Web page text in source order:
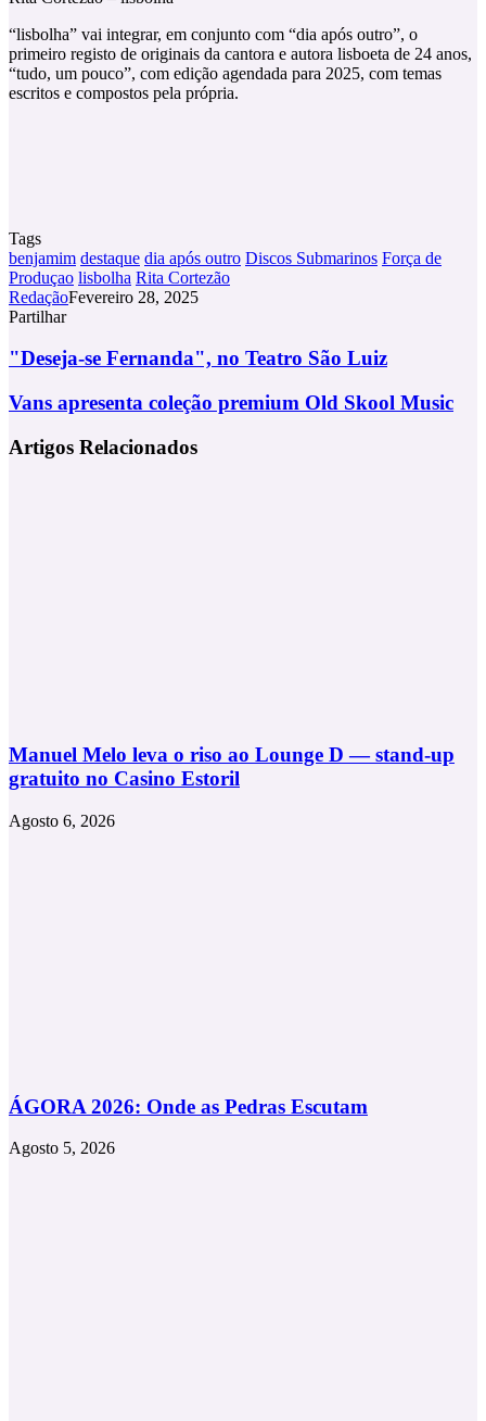
“lisbolha” vai integrar, em conjunto com “dia após outro”, o
primeiro registo de originais da cantora e autora lisboeta de 24 anos,
“tudo, um pouco”, com edição agendada para 2025, com temas
escritos e compostos pela própria.
Tags
benjamim destaque dia após outro Discos Submarinos Força de
Produçao lisbolha Rita Cortezão
RedaçãoFevereiro 28, 2025
Partilhar
Via
"Deseja-
Fernanda",
no
São
"Deseja-se Fernanda", no Teatro São Luiz
Vans
apresenta
coleção
premium
Vans apresenta coleção premium Old Skool Music
Artigos Relacionados
Manuel Melo leva o riso ao Lounge D — stand-up
gratuito no Casino Estoril
Agosto 6, 2026
ÁGORA 2026: Onde as Pedras Escutam
Agosto 5, 2026